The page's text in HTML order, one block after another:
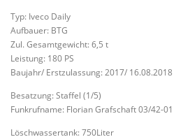
Typ: Iveco Daily
Aufbauer: BTG
Zul. Gesamtgewicht: 6,5 t
Leistung: 180 PS
Baujahr/ Erstzulassung: 2017/ 16.08.2018
Besatzung: Staffel (1/5)
Funkrufname: Florian Grafschaft 03/42-01
Löschwassertank: 750Liter